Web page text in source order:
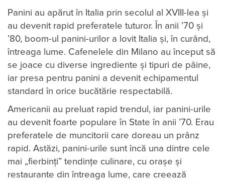
Panini au apărut în Italia prin secolul al XVIII-lea și
au devenit rapid preferatele tuturor. În anii ’70 și
’80, boom-ul panini-urilor a lovit Italia și, în curând,
întreaga lume. Cafenelele din Milano au început să
se joace cu diverse ingrediente și tipuri de pâine,
iar presa pentru panini a devenit echipamentul
standard în orice bucătărie respectabilă.
Americanii au preluat rapid trendul, iar panini-urile
au devenit foarte populare în State în anii ’70. Erau
preferatele de muncitorii care doreau un prânz
rapid. Astăzi, panini-urile sunt încă una dintre cele
mai „fierbinți” tendințe culinare, cu orașe și
restaurante din întreaga lume, care creează